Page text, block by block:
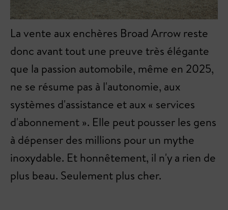
La vente aux enchères Broad Arrow reste
donc avant tout une preuve très élégante
que la passion automobile, même en 2025,
ne se résume pas à l'autonomie, aux
systèmes d'assistance et aux « services
d'abonnement ». Elle peut pousser les gens
à dépenser des millions pour un mythe
inoxydable. Et honnêtement, il n'y a rien de
plus beau. Seulement plus cher.